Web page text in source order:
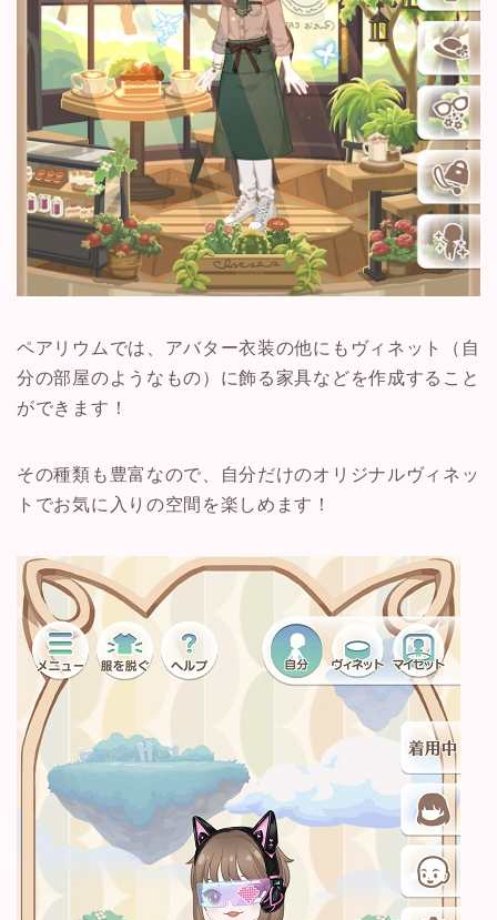
ペアリウムでは、アバター衣装の他にもヴィネット（自
分の部屋のようなもの）に飾る家具などを作成すること
ができます！
その種類も豊富なので、自分だけのオリジナルヴィネッ
トでお気に入りの空間を楽しめます！